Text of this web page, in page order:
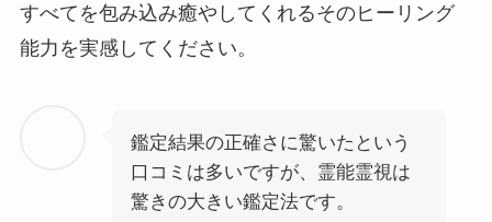
すべてを包み込み癒やしてくれるそのヒーリング
能力を実感してください。
鑑定結果の正確さに驚いたという
口コミは多いですが、霊能霊視は
驚きの大きい鑑定法です。